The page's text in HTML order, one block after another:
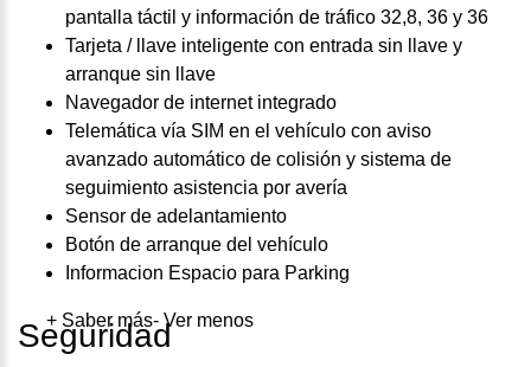
pantalla táctil y información de tráfico 32,8, 36 y 36
Tarjeta / llave inteligente con entrada sin llave y
arranque sin llave
Navegador de internet integrado
Telemática vía SIM en el vehículo con aviso
avanzado automático de colisión y sistema de
seguimiento asistencia por avería
Sensor de adelantamiento
Botón de arranque del vehículo
Informacion Espacio para Parking
+ Saber más- Ver menos
Seguridad